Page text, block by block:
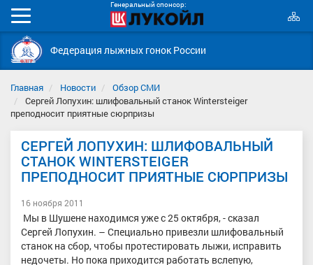
Генеральный спонсор:
Мобильное
меню
Федерация лыжных гонок России
Главная Новости
Обзор СМИ
Сергей Лопухин: шлифовальный станок Wintersteiger
преподносит приятные сюрпризы
СЕРГЕЙ ЛОПУХИН: ШЛИФОВАЛЬНЫЙ
СТАНОК WINTERSTEIGER
ПРЕПОДНОСИТ ПРИЯТНЫЕ СЮРПРИЗЫ
16 ноября 2011
Мы в Шушене находимся уже с 25 октября, - сказал
Сергей Лопухин. – Специально привезли шлифовальный
станок на сбор, чтобы протестировать лыжи, исправить
недочеты. Но пока приходится работать вслепую,